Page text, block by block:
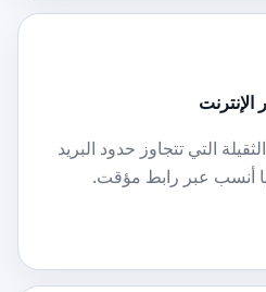
التي تتجاوز حدود البريد
أنسب عبر رابط مؤقت.